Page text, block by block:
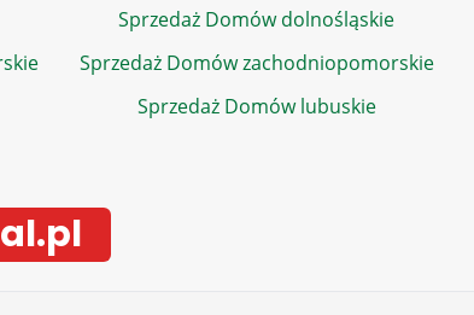
Sprzedaż Domów dolnośląskie
Sprzedaż Domów zachodniopomorskie
Sprzedaż Domów lubuskie